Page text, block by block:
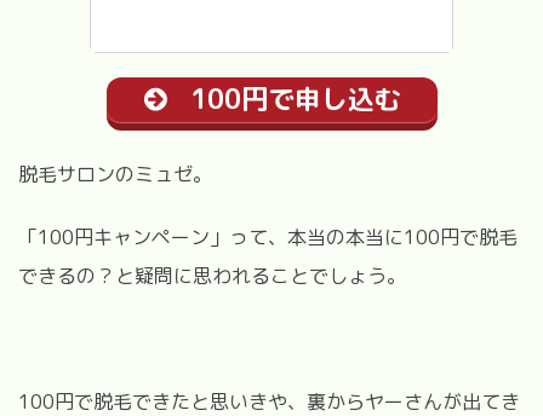
100円で申し込む
脱毛サロンのミュゼ。
「100円キャンペーン」って、本当の本当に100円で脱毛
できるの？と疑問に思われることでしょう。
100円で脱毛できたと思いきや、裏からヤーさんが出てき